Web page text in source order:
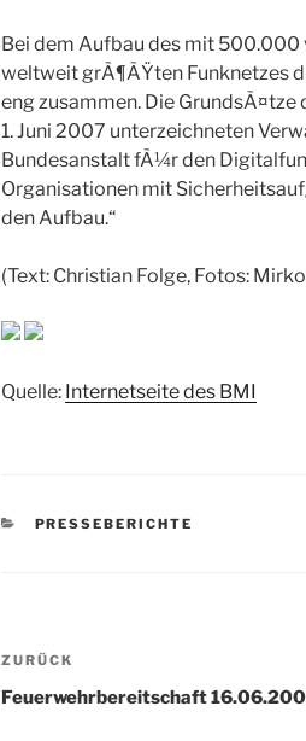
Bei dem Aufbau des mit
weltweit grÃ¶ÃŸten Funknetzes
eng zusammen. Die
1. Juni 2007 unterzeichneten
Bundesanstalt fÃ¼r den
Organisationen mit
den Aufbau.“
(Text: Christian Folge, Fotos:
Quelle: Internetseite des BMI
KATEGORIEN
PRESSEBERICHTE
Beitragsnavigation
Vorheriger
Beitrag
ZURÜCK
Feuerwehrbereitschaft